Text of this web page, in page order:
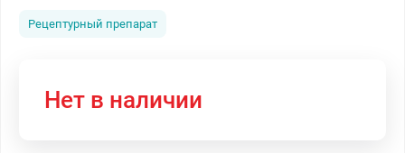
Рецептурный препарат
Нет в наличии